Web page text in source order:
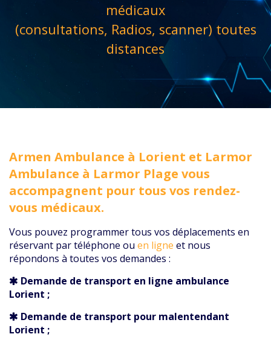
médicaux
(consultations, Radios, scanner) toutes
distances
Armen Ambulance à Lorient et Larmor
Ambulance à Larmor Plage vous
accompagnent pour tous vos rendez-
vous médicaux.
Vous pouvez programmer tous vos déplacements en
réservant par téléphone ou en ligne et nous
répondons à toutes vos demandes :
Demande de transport en ligne ambulance
Lorient ;
Demande de transport pour malentendant
Lorient ;